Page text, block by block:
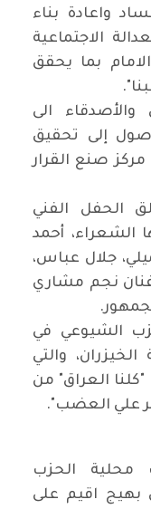
واعادة بناء
الاجتماعية
بما يحقق
والأصدقاء الى
إلى تحقيق
صنع القرار
الحفل الفني
الشعراء، أحمد
جلال عباس،
نجم مشاري
الشيوعي في
والتي
العراق" من
علي العضب".
الحزب
بهيج اقيم على